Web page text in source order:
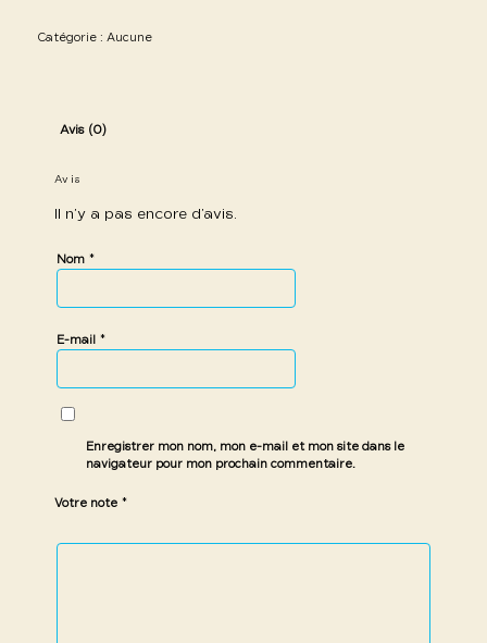
Catégorie : Aucune
Avis (0)
Avis
Il n’y a pas encore d’avis.
Nom *
E-mail *
Enregistrer mon nom, mon e-mail et mon site dans le
navigateur pour mon prochain commentaire.
Votre note *
1 étoile
2 étoiles
3 étoiles
4 étoiles
5 étoiles